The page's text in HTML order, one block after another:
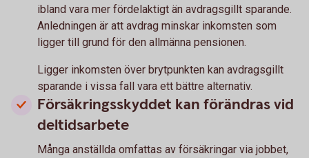
ibland vara mer fördelaktigt än avdragsgillt sparande.
Anledningen är att avdrag minskar inkomsten som
ligger till grund för den allmänna pensionen.
Ligger inkomsten över brytpunkten kan avdragsgillt
sparande i vissa fall vara ett bättre alternativ.
Försäkringsskyddet kan förändras vid
deltidsarbete
Många anställda omfattas av försäkringar via jobbet,